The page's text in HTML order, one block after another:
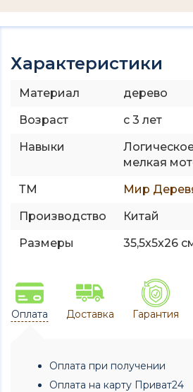
Характеристики
Материал
дерево
Возраст
с 3 лет
Навыки
мелкая
ТМ
Мир
Производство
Китай
Размеры
35,5x5x26
Оплата Доставка Гарантия
Оплата при получении
Оплата на карту Приват24